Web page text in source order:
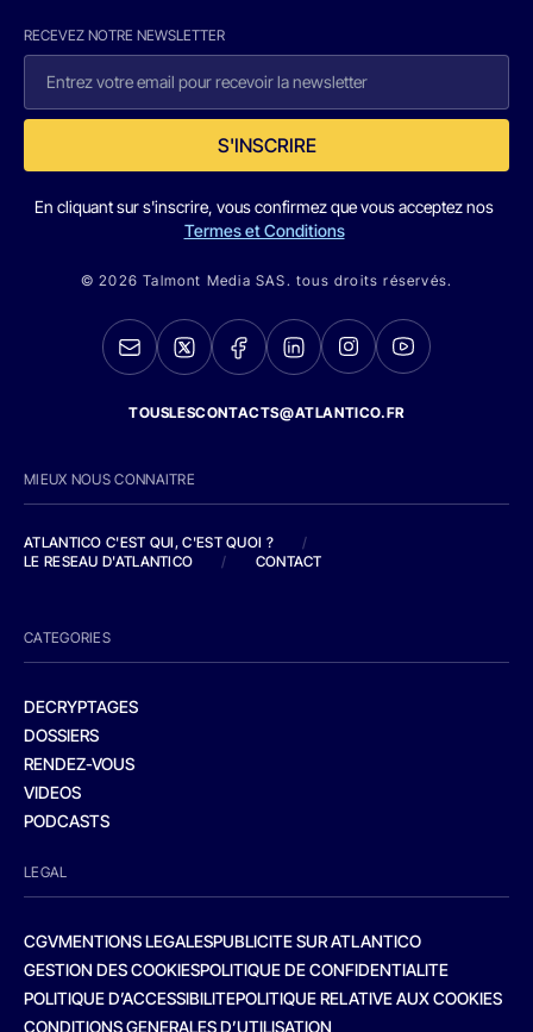
RECEVEZ NOTRE NEWSLETTER
S'INSCRIRE
En cliquant sur s'inscrire, vous confirmez que vous acceptez nos
Termes et Conditions
© 2026 Talmont Media SAS. tous droits réservés.
TOUSLESCONTACTS@ATLANTICO.FR
MIEUX NOUS CONNAITRE
ATLANTICO C'EST QUI, C'EST QUOI ?
/
LE RESEAU D'ATLANTICO
/ CONTACT
CATEGORIES
DECRYPTAGES
DOSSIERS
RENDEZ-VOUS
VIDEOS
PODCASTS
LEGAL
CGVMENTIONS LEGALESPUBLICITE SUR ATLANTICO
GESTION DES COOKIESPOLITIQUE DE CONFIDENTIALITE
POLITIQUE D’ACCESSIBILITEPOLITIQUE RELATIVE AUX COOKIES
CONDITIONS GENERALES D’UTILISATION